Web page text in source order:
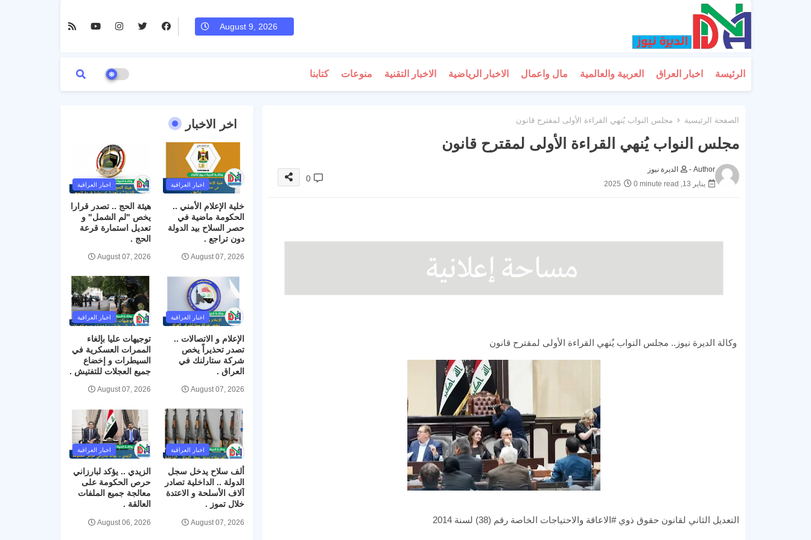
August 9, 2026
الرئيسة اخبار العراق العربية والعالمية مال واعمال الاخبار الرياضية الاخبار التقنية منوعات كتابنا
الصفحة الرئيسية مجلس النواب يُنهي القراءة الأولى لمقترح قانون
مجلس النواب يُنهي القراءة الأولى لمقترح قانون
Author -
الديرة نيوز
يناير 13, 2025
0 minute read
0
وكالة الديرة نيوز.. مجلس النواب يُنهي القراءة الأولى لمقترح قانون
التعديل الثاني لقانون حقوق ذوي #الاعاقة والاحتياجات الخاصة رقم (38) لسنة 2014
اخر الاخبار
اخبار العراقية
خلية الإعلام الأمني ..
الحكومة ماضية في
حصر السلاح بيد الدولة
دون تراجع .
August 07, 2026
اخبار العراقية
هيئة الحج .. تصدر قرارا
يخص "لم الشمل" و
تعديل استمارة قرعة
الحج .
August 07, 2026
اخبار العراقية
الإعلام و الاتصالات ..
تصدر تحذيراً يخص
شركة ستارلنك في
العراق .
August 07, 2026
اخبار العراقية
توجيهات عليا بإلغاء
الممرات العسكرية في
السيطرات و إخضاع
جميع العجلات للتفتيش .
August 07, 2026
اخبار العراقية
ألف سلاح يدخل سجل
الدولة .. الداخلية تصادر
آلاف الأسلحة و الاعتدة
خلال تموز .
August 07, 2026
اخبار العراقية
الزيدي .. يؤكد لبارزاني
حرص الحكومة على
معالجة جميع الملفات
العالقة .
August 06, 2026